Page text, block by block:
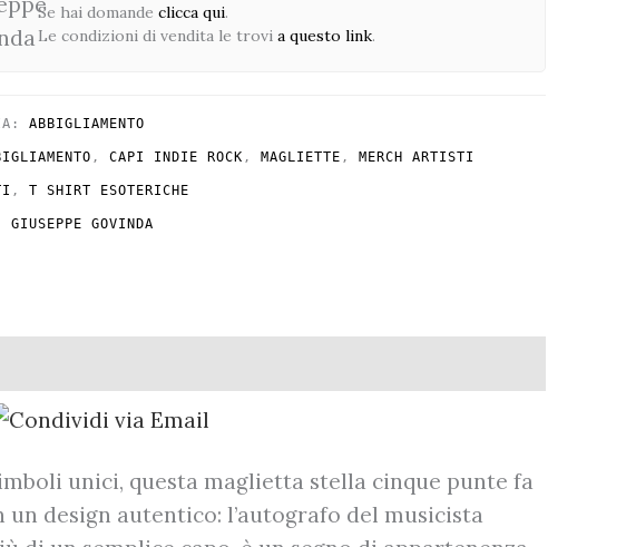
ABBIGLIAMENTO
, CAPI INDIE ROCK , MAGLIETTE , MERCH ARTISTI
, T SHIRT ESOTERICHE
GIUSEPPE GOVINDA
Se hai domande clicca qui.
Le condizioni di vendita le trovi a questo link.
unici, questa maglietta stella cinque punte fa
design autentico: l’autografo del musicista